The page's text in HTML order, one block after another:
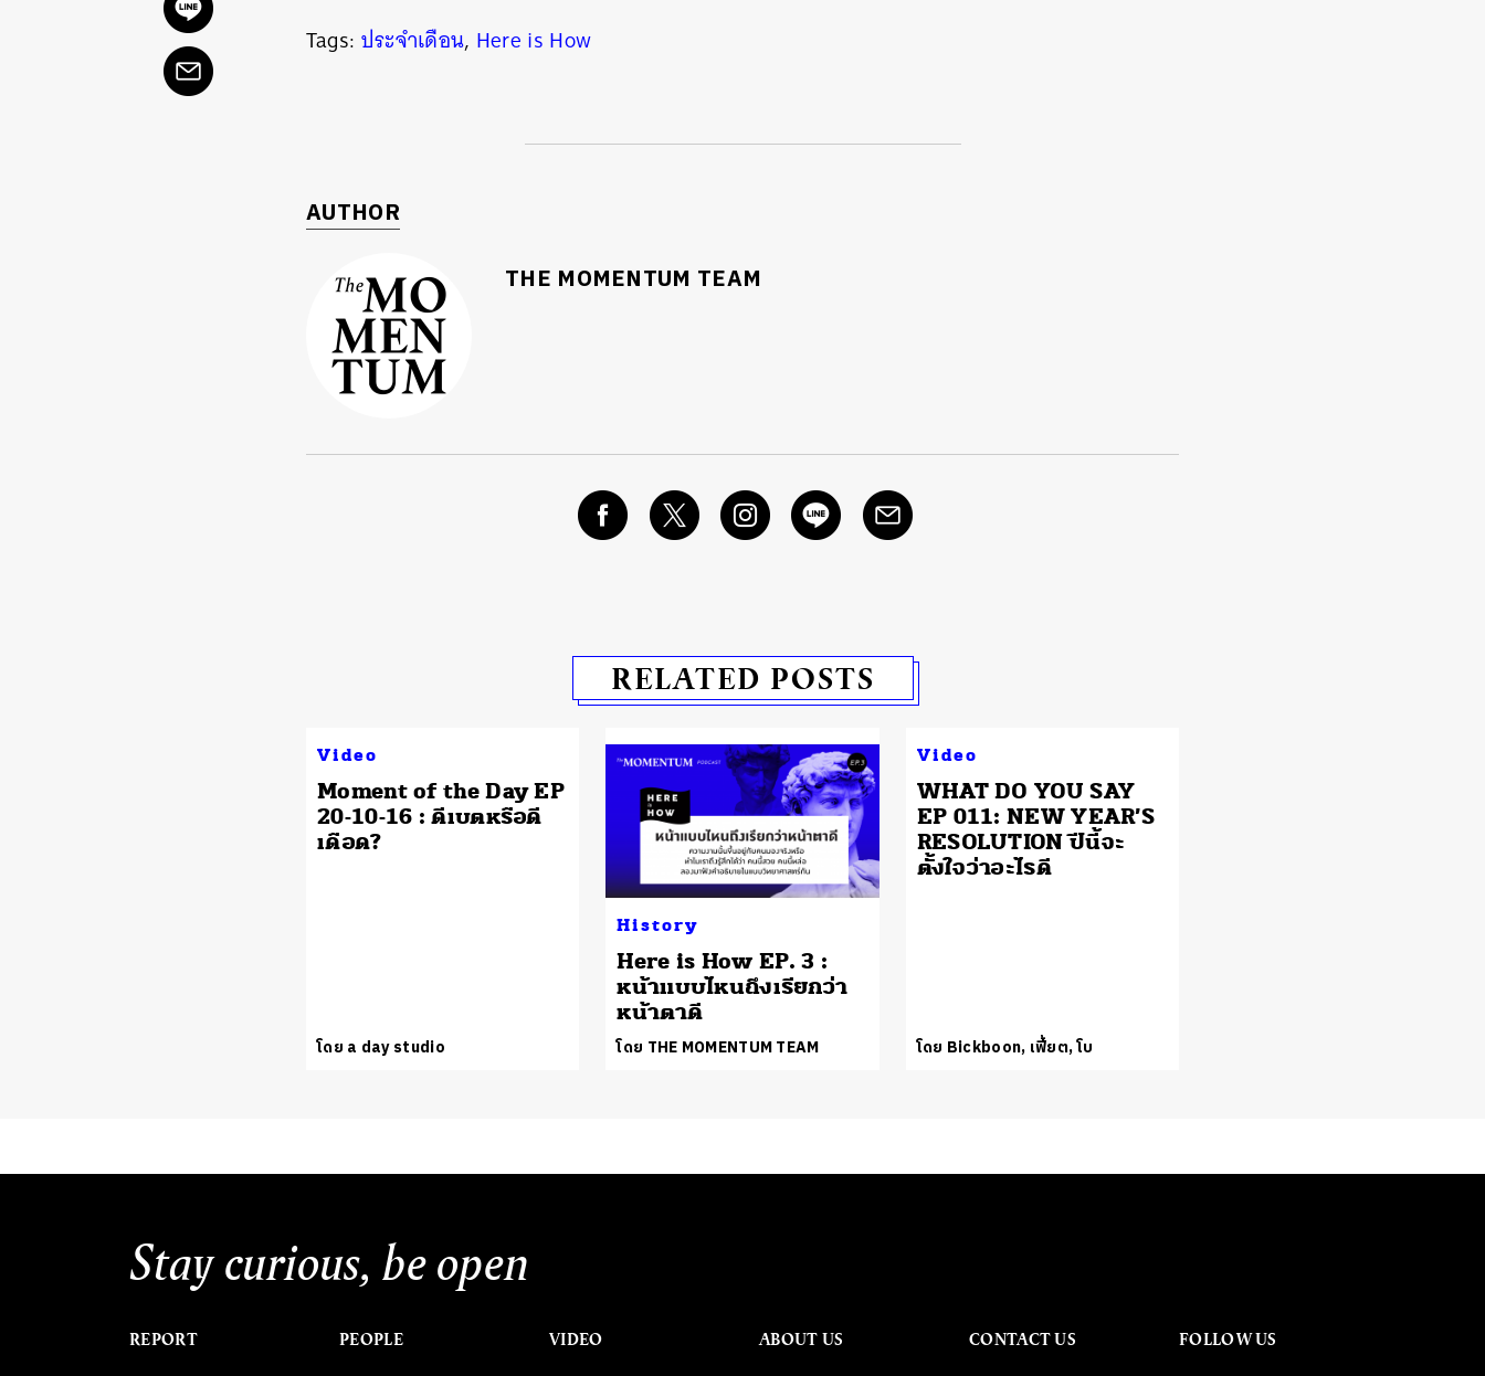
Tags: ประจำเดือน, Here is How
AUTHOR
THE MOMENTUM TEAM
RELATED POSTS
Video
Moment of the Day EP
20-10-16 : ดีเบตหรือดี
เดือด?
โดย a day studio
History
Here is How EP. 3 :
หน้าแบบไหนถึงเรียกว่า
หน้าตาดี
โดย THE MOMENTUM TEAM
Video
WHAT DO YOU SAY
EP 011: NEW YEAR’S
RESOLUTION ปีนี้จะ
ตั้งใจว่าอะไรดี
โดย Bickboon, เฟี้ยต, โบ
Stay curious, be open
REPORT PEOPLE VIDEO ABOUT US CONTACT US FOLLOW US